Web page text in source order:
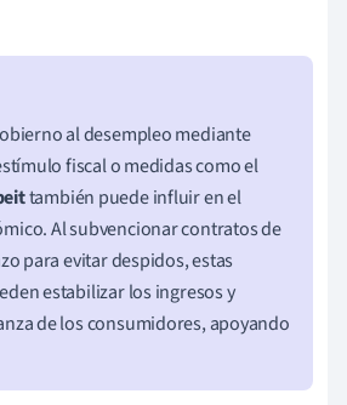
al desempleo mediante
fiscal o medidas como el
también puede influir en el
Al subvencionar contratos de
para evitar despidos, estas
estabilizar los ingresos y
de los consumidores, apoyando